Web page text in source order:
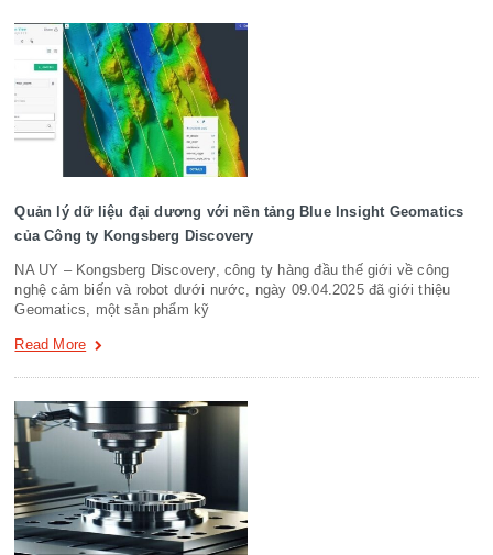
Quản lý dữ liệu đại dương với nền tảng Blue Insight Geomatics
của Công ty Kongsberg Discovery
NA UY – Kongsberg Discovery, công ty hàng đầu thế giới về công
nghệ cảm biến và robot dưới nước, ngày 09.04.2025 đã giới thiệu
Geomatics, một sản phẩm kỹ
Read More